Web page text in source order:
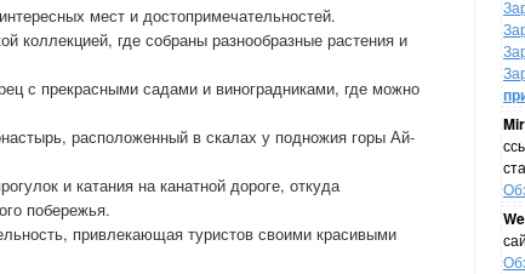
мест и достопримечательностей.
коллекцией, где собраны разнообразные растения и
с прекрасными садами и виноградниками, где можно
расположенный в скалах у подножия горы Ай-
и катания на канатной дороге, откуда
побережья.
привлекающая туристов своими красивыми